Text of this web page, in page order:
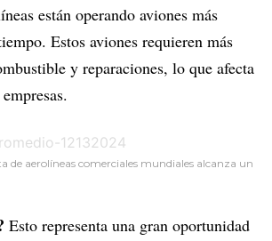
están operando aviones más
Estos aviones requieren más
y reparaciones, lo que afecta
de aerolíneas comerciales mundiales alcanza un
Esto representa una gran oportunidad